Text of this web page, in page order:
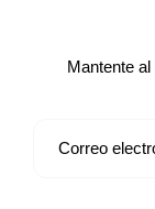
Mantente